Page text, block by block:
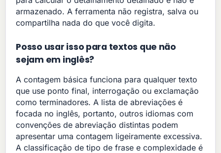
armazenado. A ferramenta não registra, salva ou
compartilha nada do que você digita.
Posso usar isso para textos que não
sejam em inglês?
A contagem básica funciona para qualquer texto
que use ponto final, interrogação ou exclamação
como terminadores. A lista de abreviações é
focada no inglês, portanto, outros idiomas com
convenções de abreviação distintas podem
apresentar uma contagem ligeiramente excessiva.
A classificação de tipo de frase e complexidade é